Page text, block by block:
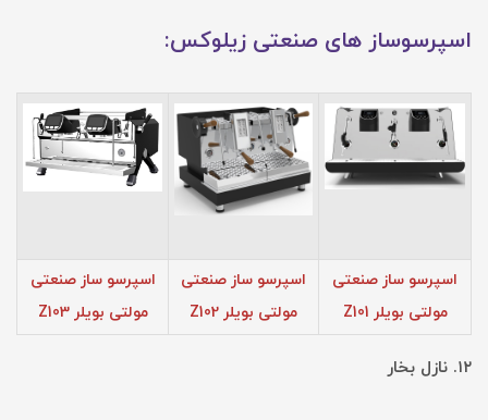
اسپرسوساز های صنعتی زیلوکس:
اسپرسو ساز صنعتی
مولتی بویلر Z101
اسپرسو ساز صنعتی
مولتی بویلر Z102
اسپرسو ساز صنعتی
مولتی بویلر Z103
۱۲. نازل بخار